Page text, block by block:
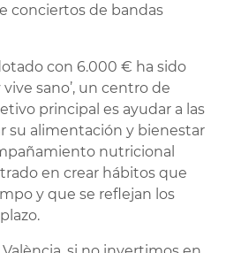
conciertos de bandas
con 6.000 € ha sido
vive sano’, un centro de
principal es ayudar a las
su alimentación y bienestar
nutricional
en crear hábitos que
y que se reflejan los